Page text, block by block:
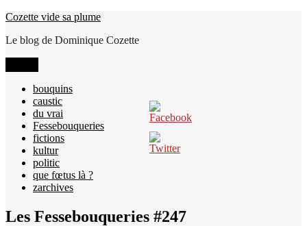
Aller
contenu
Cozette vide sa plume
Le blog de Dominique Cozette
bouquins
caustic
du vrai
Fessebouqueries
fictions
kultur
politic
que fœtus là ?
zarchives
Les Fessebouqueries #247